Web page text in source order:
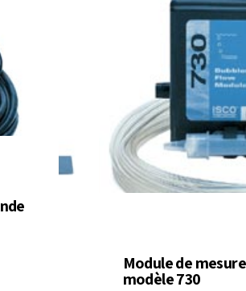
Module de
modèle 730